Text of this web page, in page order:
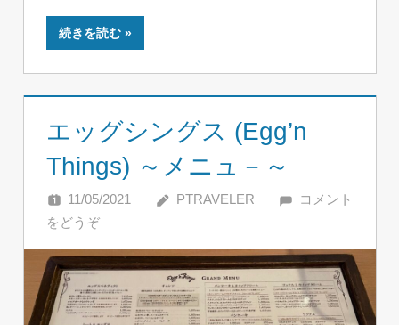
続きを読む
エッグシングス (Egg’n
Things) ～メニュ－～
11/05/2021 PTRAVELER
コメント
をどうぞ